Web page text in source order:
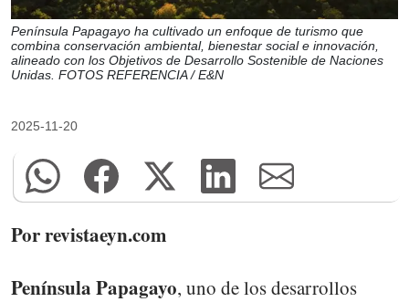
Península Papagayo ha cultivado un enfoque de turismo que
combina conservación ambiental, bienestar social e innovación,
alineado con los Objetivos de Desarrollo Sostenible de Naciones
Unidas. FOTOS REFERENCIA / E&N
2025-11-20
Por revistaeyn.com
Península Papagayo, uno de los desarrollos